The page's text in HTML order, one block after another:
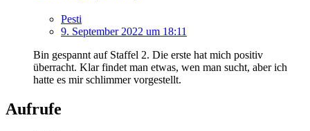
Pesti
9. September 2022 um 18:11
Bin gespannt auf Staffel 2. Die erste hat mich positiv
überracht. Klar findet man etwas, wen man sucht, aber ich
hatte es mir schlimmer vorgestellt.
Aufrufe